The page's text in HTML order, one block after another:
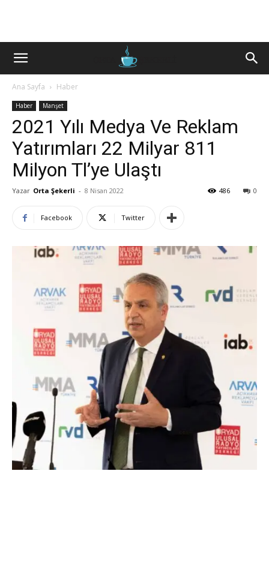
Ana Sayfa Haber
Haber Manşet
2021 Yılı Medya Ve Reklam
Yatırımları 22 Milyar 811
Milyon Tl’ye Ulaştı
Yazar Orta Şekerli - 8 Nisan 2022 0
486
Facebook Twitter